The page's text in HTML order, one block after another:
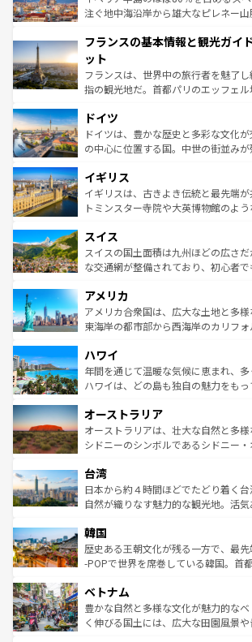
ピザやパスタなど、絶品のイタリア
ませてくれるイタリアで、忘れられな
なお、新着のイタリア情報は
しい。
注ぐ地中海沿岸から雄大なピレネー
文化が根付くこの国では、情熱的なフ
れる闘牛、そして美味しいタパスが生
る。首都マドリードの洗練された雰
アートに溢れた街角から、地方では
せる。地方によって風土や気候が異な
性で訪れる人を魅了
ンテンツ一覧を参照してほしい。
フランスの基本情報と観光ガイ
ット
フランスは、世界中の旅行者を魅了
指の観光地だ。首都パリのエッフェ
で、幅広い魅力が詰まっている。華麗
聖堂、美しいビーチ、そして豊かな
から魅了する。また、フランスは美
いる。シャンパンの発祥地であるラン
香り高いラベンダー畑など、多彩な
らに、パリ以外の地域にも魅力が溢
れる地方に足を運ぶとそれぞれで全く
きるだろう。 なお、新着のフラン
を参照してほしい。
ドイツ
ドイツは、豊かな歴史と多彩な文化
の中心に位置する国。中世の街並み
顔を持つこの国は、どこを歩いても飽
ルリンの文化的活気、バイエルン州
してライン川沿いのワイン畑といっ
は、お酒好きな人にはぜひ体験してほしい。 なお
ドイツ情報はコンテンツ一覧を参照
イギリス
イギリスは、古きよき伝統と最先端
トミンスター寺院や大英博物館のよ
リアごとに異なる魅力がある。また、
ティー、ビール好きにはたまらない
戦など、本場だからこそできる体験
ンツ一覧を参照してほしい。
スイス
スイスの国土面積は九州ほどの広さ
な交通網が整備されており、初心者
の建物がそのまま残る町や、スイスな
博物館もあり、アルプス観光だけでな
ことができる。国民の所得が高いた
ば市内交通費無料で観光を楽しむこともでき
着のスイス情報はコンテンツ一覧 を
アメリカ
アメリカ合衆国は、広大な土地と多様
東海岸の都市部から西海岸のカリフ
のような巨大都市は、観光、ショッピ
ンメントが詰まった刺激的なスポッ
西部には大自然が広がり、グランド
部のニューオーリンズでは、音楽と美
文化が魅力。旅行者はアメリカの各地
しみながら、その多様性と豊かな歴
ならではの贅沢な旅のスタイルだ。 なお、新着のアメリカ
情報はコンテンツ一覧を参照してほし
ハワイ
年間を通じて温暖な気候に恵まれ、
ハワイは、どの島も独自の魅力をも
ワイ島は見逃せない。また、定番の観
島だが、静かな自然を求めるならマウ
おすすめ。エメラルドグリーンに輝
れるおもてなしの心で訪れる人々を迎
人々、おいしいローカルフードやハ
ク、伝統的なフラダンスなど、すべ
ワイを、存分に味わってほしい。 なお、新着のハワイ情報
はコンテンツ一覧を参照してほしい。
オーストラリア
オーストラリアは、壮大な自然と多様
シドニーのシンボルであるシドニー
リアリーフや大陸中央部にそびえるウ
ク）、タスマニアの美しい原生林や
ど、見どころがたくさん。また、カ
いる。アクティビティも充実しており
ビング、ハイキングなど、アウトド
い。オーストラリアの多彩な魅力を
参照してほしい。
台湾
日本から約４時間ほどでたどり着く
自然が織りなす魅力的な観光地。活
ン）、静ひつな山岳地帯である台湾東
と山間の静けさが共存しており、訪
驚きをもたらしてくれる。また、奥
容にもいいと評判のスイーツなど、バ
が味わえる。 なお、新着の台湾情報は
照してほしい。
韓国
歴史ある王朝文化が残る一方で、最
-POPで世界を席巻している韓国。首
き、地方に足を延ばせば四季折々の自
できる。そして、キムチや焼肉、絶
まで、さまざまな韓国料理が待って
ベトナム
豊かな自然と多様な文化が魅力的な
く伸びる国土には、広大な田園風景